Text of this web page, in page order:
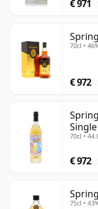
€ 971
70cl •
€ 972
70cl •
€ 972
75cl •